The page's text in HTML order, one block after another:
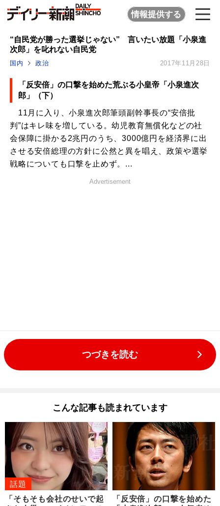
情報提供する
“自民党が勝った選挙じゃない” 言いたい放題「小泉進
次郎」を叱れない自民党
国内 政治 2017年11月28日
「反安倍」の口撃を始めた荒ぶる小皇帝「小泉進次
郎」（下）
11月に入り、小泉進次郎筆頭副幹事長の“安倍批
判”はキレ味を増している。幼児教育無償化などの社
会保障に掛かる2兆円のうち、3000億円を経済界に出
させる安倍総理の方針に公然と異を唱え、政策や選挙
戦略についても口撃を止めず。...
Advertisement
つづきを読む
こんな記事も読まれています
話題
「そもそも会社のせいで起
「反安倍」の口撃を始めた